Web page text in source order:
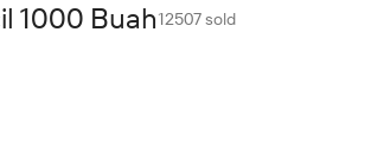
1000 Buah12507 sold